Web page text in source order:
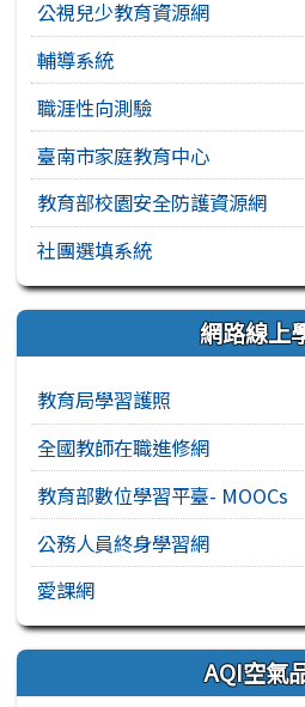
公視兒少教育資源網
輔導系統
職涯性向測驗
臺南市家庭教育中心
教育部校園安全防護資源網
社團選填系統
網路線上
教育局學習護照
全國教師在職進修網
教育部數位學習平臺- MOOCs
公務人員終身學習網
愛課網
AQI空氣